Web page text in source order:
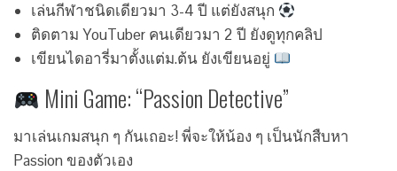
เล่นกีฬาชนิดเดียวมา 3-4 ปี แต่ยังสนุก
ติดตาม YouTuber คนเดียวมา 2 ปี ยังดูทุกคลิป
เขียนไดอารี่มาตั้งแต่ม.ต้น ยังเขียนอยู่
Mini Game: “Passion Detective”
มาเล่นเกมสนุก ๆ กันเถอะ! พี่จะให้น้อง ๆ เป็นนักสืบหา
Passion ของตัวเอง